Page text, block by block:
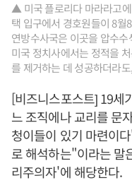
▲ 미국 플로리다 마라라고
택 입구에서 경호원들이 8월
연방수사국은 이곳을 압수
미국 정치사에서는 정적을
를 제거하는 데 성공하더라
[비즈니스포스트] 19세
느 조직에나 교리를 문
청이들이 있기 마련이
로 해석하는"이라는 말
리주의자'에 해당한다.